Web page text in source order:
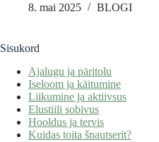
8. mai 2025 BLOGI
Sisukord
Ajalugu ja päritolu
Iseloom ja käitumine
Liikumine ja aktiivsus
Elustiili sobivus
Hooldus ja tervis
Kuidas toita šnautserit?